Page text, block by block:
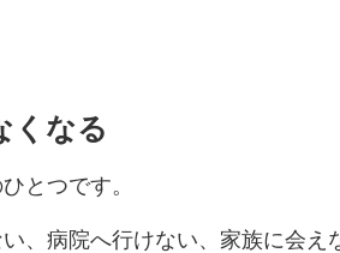
くなる
とつです。
、病院へ行けない、家族に会え